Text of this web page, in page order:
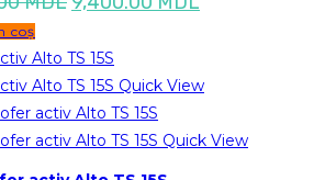
inițial
fost:
12,300.00 MDL.
curent
coș
Quick View
Quick View